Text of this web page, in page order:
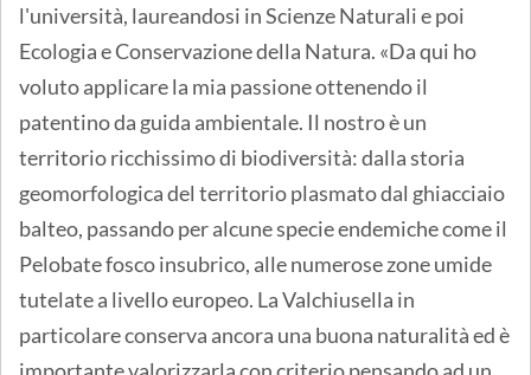
l'università, laureandosi in Scienze Naturali e poi
Ecologia e Conservazione della Natura. «Da qui ho
voluto applicare la mia passione ottenendo il
patentino da guida ambientale. Il nostro è un
territorio ricchissimo di biodiversità: dalla storia
geomorfologica del territorio plasmato dal ghiacciaio
balteo, passando per alcune specie endemiche come il
Pelobate fosco insubrico, alle numerose zone umide
tutelate a livello europeo. La Valchiusella in
particolare conserva ancora una buona naturalità ed è